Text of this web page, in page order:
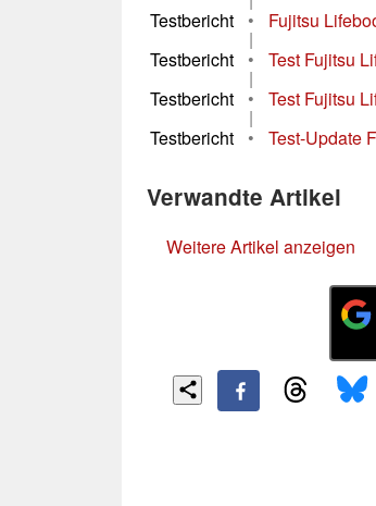
Testbericht
• Fujitsu
|
Testbericht
• Test Fujitsu
|
Testbericht
• Test Fujitsu
|
Testbericht
• Test-Update
Verwandte Artikel
Weitere Artikel anzeigen